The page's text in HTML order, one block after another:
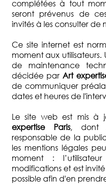
complétées à tout
seront prévenus de
invités à les consulter de
Ce site internet est
moment aux utilisateurs.
de maintenance
décidée par Art
de communiquer
dates et heures de
Le site web est mis à
expertise Paris, dont
responsable de la
les mentions légales
moment :
modifications et est
possible afin d'en